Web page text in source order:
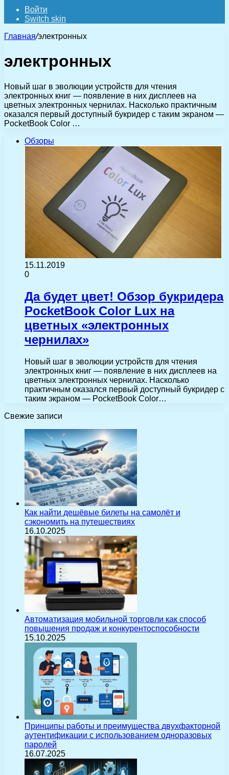
Войти
Switch skin
Главная/электронных
электронных
Новый шаг в эволюции устройств для чтения
электронных книг — появление в них дисплеев на
цветных электронных чернилах. Насколько практичным
оказался первый доступный букридер с таким экраном —
PocketBook Color …
Обзоры
15.11.2019
0
Да будет цвет! Обзор букридера
PocketBook Color Lux на
цветных «электронных
чернилах»
Новый шаг в эволюции устройств для чтения
электронных книг — появление в них дисплеев на
цветных электронных чернилах. Насколько
практичным оказался первый доступный букридер с
таким экраном — PocketBook Color…
Свежие записи
Как найти дешёвые билеты на самолёт и
сэкономить на путешествиях
16.10.2025
Автоматизация мобильной торговли как способ
повышения продаж и конкурентоспособности
15.10.2025
Принципы работы и преимущества двухфакторной
аутентификации с использованием одноразовых
паролей
16.07.2025